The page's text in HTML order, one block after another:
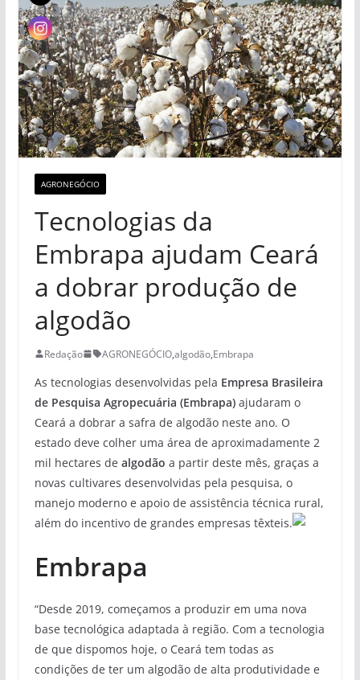
AGRONEGÓCIO
Tecnologias da
Embrapa ajudam Ceará
a dobrar produção de
algodão
Redação AGRONEGÓCIO,algodão,Embrapa
As tecnologias desenvolvidas pela Empresa Brasileira
de Pesquisa Agropecuária (Embrapa) ajudaram o
Ceará a dobrar a safra de algodão neste ano. O
estado deve colher uma área de aproximadamente 2
mil hectares de algodão a partir deste mês, graças a
novas cultivares desenvolvidas pela pesquisa, o
manejo moderno e apoio de assistência técnica rural,
além do incentivo de grandes empresas têxteis.
Embrapa
“Desde 2019, começamos a produzir em uma nova
base tecnológica adaptada à região. Com a tecnologia
de que dispomos hoje, o Ceará tem todas as
condições de ter um algodão de alta produtividade e